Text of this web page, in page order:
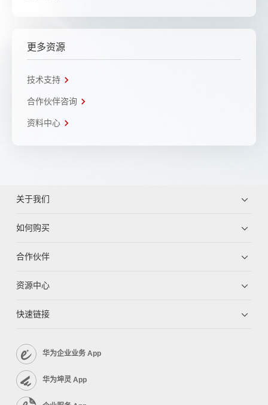
更多资源
技术支持
合作伙伴咨询
资料中心
关于我们
如何购买
合作伙伴
资源中心
快速链接
华为企业业务 App
华为坤灵 App